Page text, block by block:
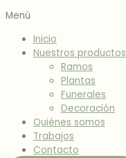
Menú
Inicio
Nuestros productos
Ramos
Plantas
Funerales
Decoración
Quiénes somos
Trabajos
Contacto